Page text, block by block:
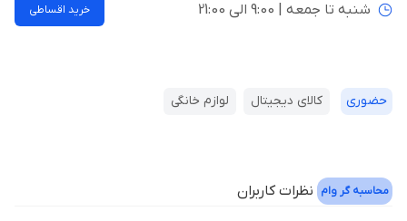
شنبه تا جمعه | 9:00 الی 21:00 خرید اقساطی
حضوری کالای دیجیتال لوازم خانگی
محاسبه گر وام نظرات کاربران